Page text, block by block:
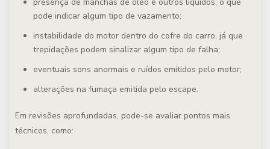
pode indicar algum tipo de vazamento;
instabilidade do motor dentro do cofre do carro, já que
trepidações podem sinalizar algum tipo de falha;
eventuais sons anormais e ruídos emitidos pelo motor;
alterações na fumaça emitida pelo escape.
Em revisões aprofundadas, pode-se avaliar pontos mais
técnicos, como: